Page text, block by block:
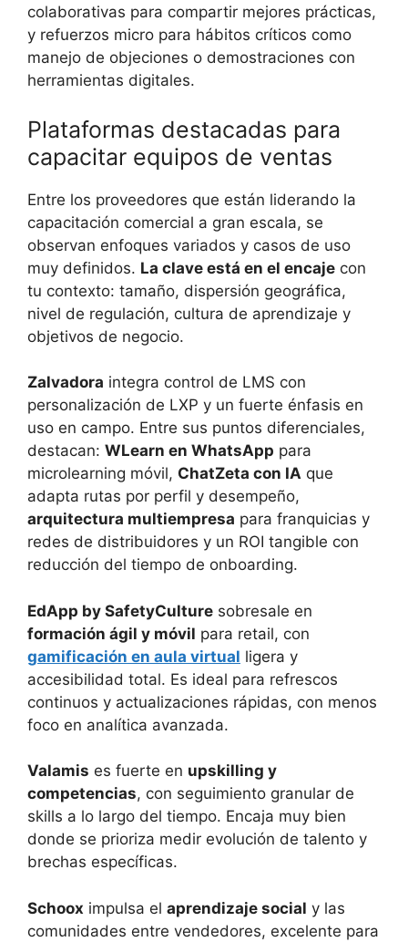
colaborativas para compartir mejores prácticas,
y refuerzos micro para hábitos críticos como
manejo de objeciones o demostraciones con
herramientas digitales.
Plataformas destacadas para
capacitar equipos de ventas
Entre los proveedores que están liderando la
capacitación comercial a gran escala, se
observan enfoques variados y casos de uso
muy definidos. La clave está en el encaje con
tu contexto: tamaño, dispersión geográfica,
nivel de regulación, cultura de aprendizaje y
objetivos de negocio.
Zalvadora integra control de LMS con
personalización de LXP y un fuerte énfasis en
uso en campo. Entre sus puntos diferenciales,
destacan: WLearn en WhatsApp para
microlearning móvil, ChatZeta con IA que
adapta rutas por perfil y desempeño,
arquitectura multiempresa para franquicias y
redes de distribuidores y un ROI tangible con
reducción del tiempo de onboarding.
EdApp by SafetyCulture sobresale en
formación ágil y móvil para retail, con
gamificación en aula virtual ligera y
accesibilidad total. Es ideal para refrescos
continuos y actualizaciones rápidas, con menos
foco en analítica avanzada.
Valamis es fuerte en upskilling y
competencias, con seguimiento granular de
skills a lo largo del tiempo. Encaja muy bien
donde se prioriza medir evolución de talento y
brechas específicas.
Schoox impulsa el aprendizaje social y las
comunidades entre vendedores, excelente para